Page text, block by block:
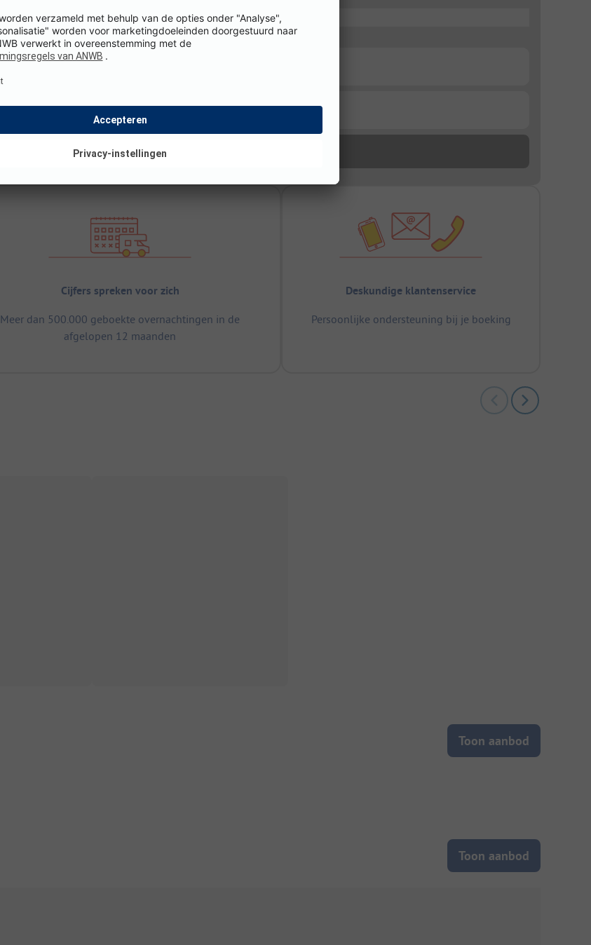
Cijfers spreken voor zich
Meer dan 500.000 geboekte overnachtingen in de
afgelopen 12 maanden
Deskundige klantenservice
Persoonlijke ondersteuning bij je boeking
Toon aanbod
Toon aanbod